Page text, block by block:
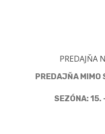
PREDAJŇA
PREDAJŇA MIMO
SEZÓNA: 15.